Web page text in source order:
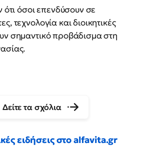
ότι όσοι επενδύσουν σε
τεχνολογία και διοικητικές
σημαντικό προβάδισμα στη
Δείτε τα σχόλια
ειδήσεις στο alfavita.gr